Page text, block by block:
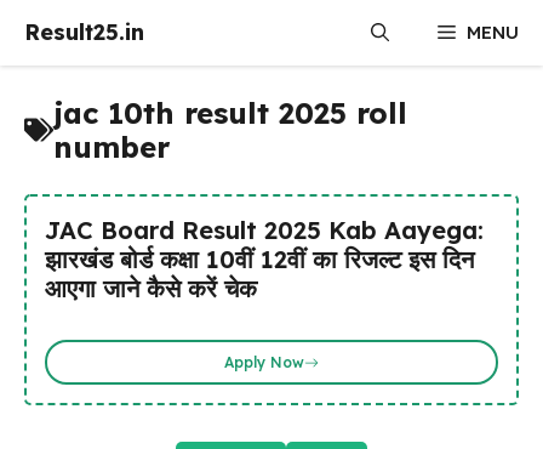
Result25.in MENU
jac 10th result 2025 roll
number
JAC Board Result 2025 Kab Aayega:
झारखंड बोर्ड कक्षा 10वीं 12वीं का रिजल्ट इस दिन
आएगा जाने कैसे करें चेक
Apply Now